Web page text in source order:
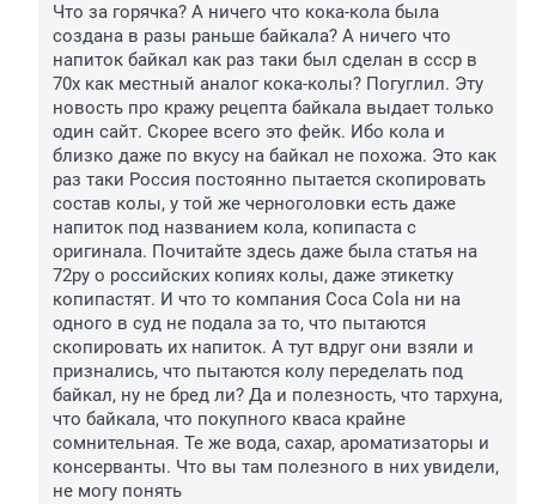
Что за горячка? А ничего что кока-кола была
создана в разы раньше байкала? А ничего что
напиток байкал как раз таки был сделан в ссср в
70х как местный аналог кока-колы? Погуглил. Эту
новость про кражу рецепта байкала выдает только
один сайт. Скорее всего это фейк. Ибо кола и
близко даже по вкусу на байкал не похожа. Это как
раз таки Россия постоянно пытается скопировать
состав колы, у той же черноголовки есть даже
напиток под названием кола, копипаста с
оригинала. Почитайте здесь даже была статья на
72ру о российских копиях колы, даже этикетку
копипастят. И что то компания Coca Cola ни на
одного в суд не подала за то, что пытаются
скопировать их напиток. А тут вдруг они взяли и
признались, что пытаются колу переделать под
байкал, ну не бред ли? Да и полезность, что тархуна,
что байкала, что покупного кваса крайне
сомнительная. Те же вода, сахар, ароматизаторы и
консерванты. Что вы там полезного в них увидели,
не могу понять